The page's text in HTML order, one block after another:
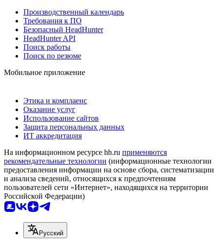
Производственный календарь
Требования к ПО
Безопасный HeadHunter
HeadHunter API
Поиск работы
Поиск по резюме
Мобильное приложение
Этика и комплаенс
Оказание услуг
Использование сайтов
Защита персональных данных
ИТ аккредитация
На информационном ресурсе hh.ru применяются
рекомендательные технологии (информационные технологии
предоставления информации на основе сбора, систематизации
и анализа сведений, относящихся к предпочтениям
пользователей сети «Интернет», находящихся на территории
Российской Федерации)
Русский